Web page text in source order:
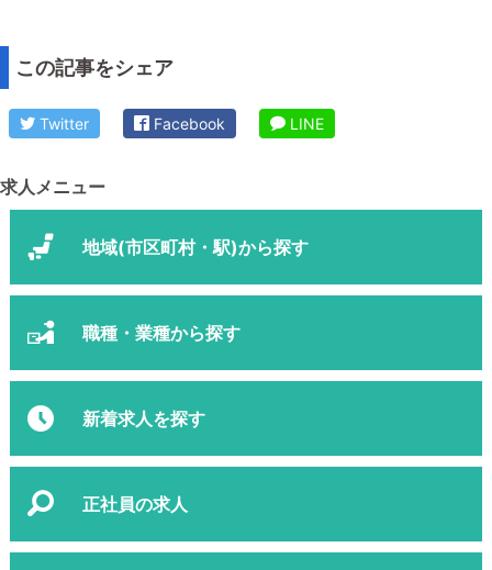
この記事をシェア
Twitter Facebook LINE
求人メニュー
地域(市区町村・駅)から探す
職種・業種から探す
新着求人を探す
正社員の求人